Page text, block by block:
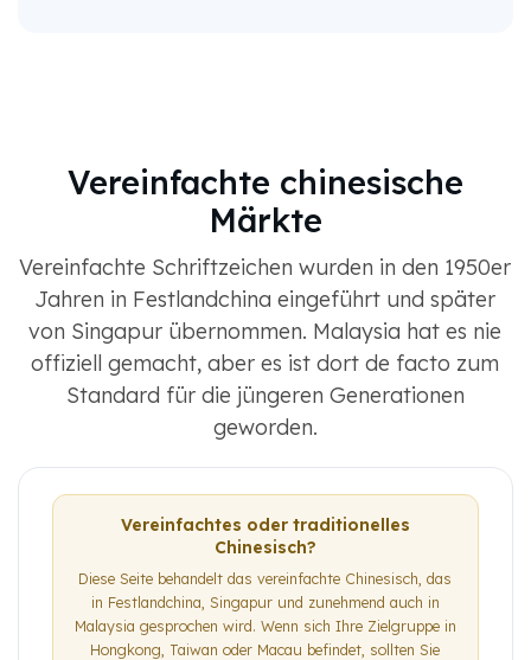
Vereinfachte chinesische
Märkte
Vereinfachte Schriftzeichen wurden in den 1950er
Jahren in Festlandchina eingeführt und später
von Singapur übernommen. Malaysia hat es nie
offiziell gemacht, aber es ist dort de facto zum
Standard für die jüngeren Generationen
geworden.
Vereinfachtes oder traditionelles
Chinesisch?
Diese Seite behandelt das vereinfachte Chinesisch, das
in Festlandchina, Singapur und zunehmend auch in
Malaysia gesprochen wird. Wenn sich Ihre Zielgruppe in
Hongkong, Taiwan oder Macau befindet, sollten Sie